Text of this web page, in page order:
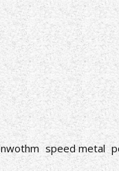
nwothm speed metal